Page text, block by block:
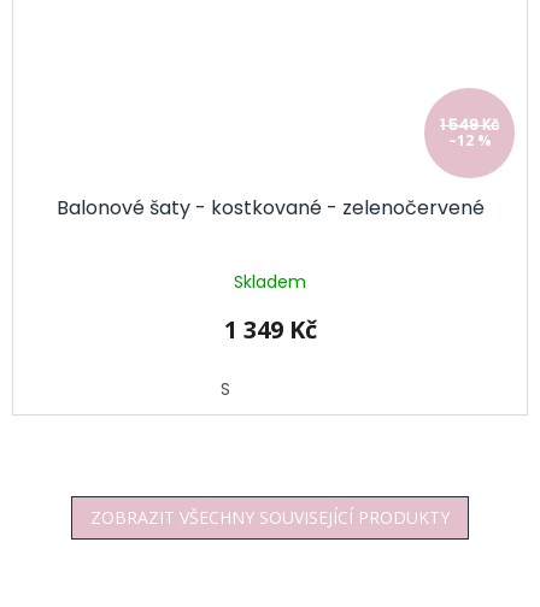
1 549 Kč
–12 %
Balonové šaty - kostkované - zelenočervené
Skladem
1 349 Kč
S
ZOBRAZIT VŠECHNY SOUVISEJÍCÍ PRODUKTY